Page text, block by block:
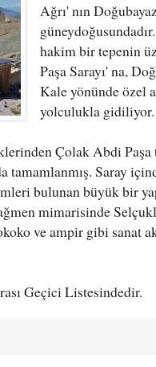
Ağrı' nın
hakim bir tepenin
Paşa Sarayı' na,
Kale yönünde özel
yolculukla gidiliyor.
Çolak Abdi Paşa
tamamlanmış. Saray
bulunan büyük bir
mimarisinde
ve ampir gibi sanat
Geçici Listesindedir.